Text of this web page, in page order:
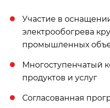
Участие в
электрообогрева
промышленных
Многоступенчатый
продуктов и услуг
Согласованная